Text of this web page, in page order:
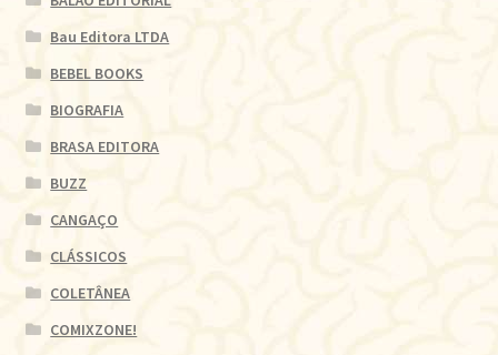
Bau Editora LTDA
BEBEL BOOKS
BIOGRAFIA
BRASA EDITORA
BUZZ
CANGAÇO
CLÁSSICOS
COLETÂNEA
COMIXZONE!